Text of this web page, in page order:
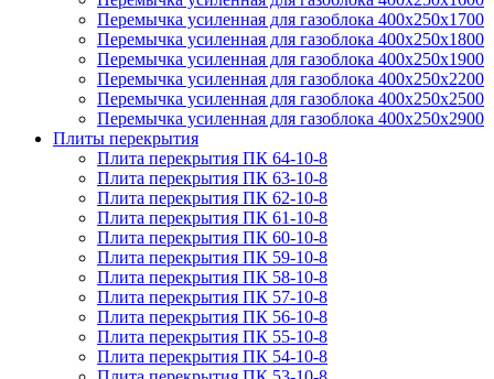
Перемычка усиленная для газоблока 400х250х1700
Перемычка усиленная для газоблока 400х250х1800
Перемычка усиленная для газоблока 400х250х1900
Перемычка усиленная для газоблока 400х250х2200
Перемычка усиленная для газоблока 400х250х2500
Перемычка усиленная для газоблока 400х250х2900
Плиты перекрытия
Плита перекрытия ПК 64-10-8
Плита перекрытия ПК 63-10-8
Плита перекрытия ПК 62-10-8
Плита перекрытия ПК 61-10-8
Плита перекрытия ПК 60-10-8
Плита перекрытия ПК 59-10-8
Плита перекрытия ПК 58-10-8
Плита перекрытия ПК 57-10-8
Плита перекрытия ПК 56-10-8
Плита перекрытия ПК 55-10-8
Плита перекрытия ПК 54-10-8